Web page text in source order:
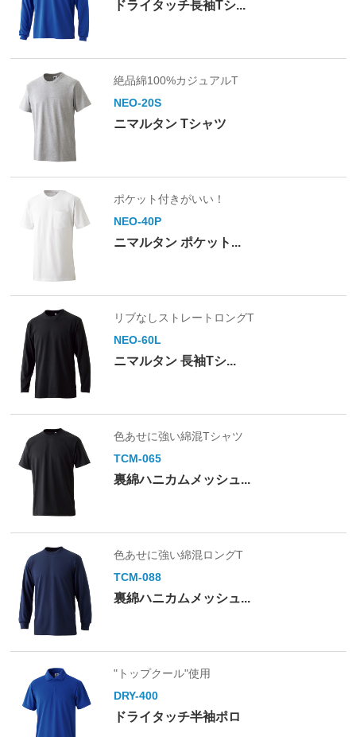
ドライタッチ長袖Tシ...
絶品綿100%カジュアルT
NEO-20S
ニマルタン Tシャツ
ポケット付きがいい！
NEO-40P
ニマルタン ポケット...
リブなしストレートロングT
NEO-60L
ニマルタン 長袖Tシ...
色あせに強い綿混Tシャツ
TCM-065
裏綿ハニカムメッシュ...
色あせに強い綿混ロングT
TCM-088
裏綿ハニカムメッシュ...
"トップクール"使用
DRY-400
ドライタッチ半袖ポロ